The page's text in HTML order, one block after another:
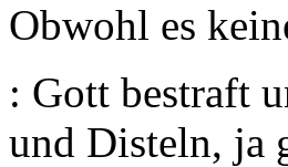
Obwohl es
: Gott bestraft
und Disteln, ja